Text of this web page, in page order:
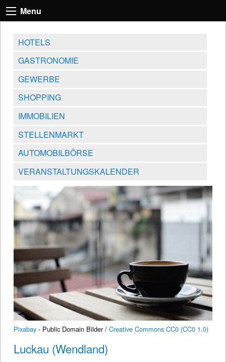
Menu
HOTELS
GASTRONOMIE
GEWERBE
SHOPPING
IMMOBILIEN
STELLENMARKT
AUTOMOBILBÖRSE
VERANSTALTUNGSKALENDER
Pixabay - Public Domain Bilder / Creative Commons CC0 (CC0 1.0)
Luckau (Wendland)